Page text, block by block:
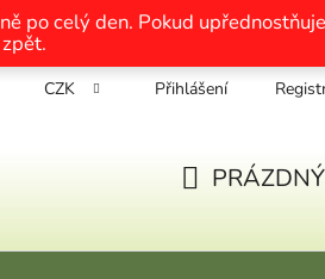
po celý den. Pokud
osobních údajů Nákup na splátky
CZK Přihlášení